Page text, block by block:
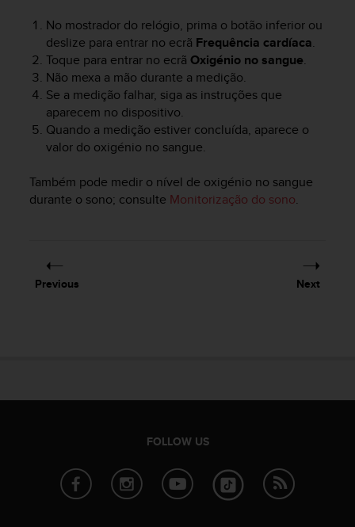
No mostrador do relógio, prima o botão inferior ou
deslize para entrar no ecrã Frequência cardíaca.
Toque para entrar no ecrã Oxigénio no sangue.
Não mexa a mão durante a medição.
Se a medição falhar, siga as instruções que
aparecem no dispositivo.
Quando a medição estiver concluída, aparece o
valor do oxigénio no sangue.
Também pode medir o nível de oxigénio no sangue
durante o sono; consulte Monitorização do sono.
Previous Next
FOLLOW US